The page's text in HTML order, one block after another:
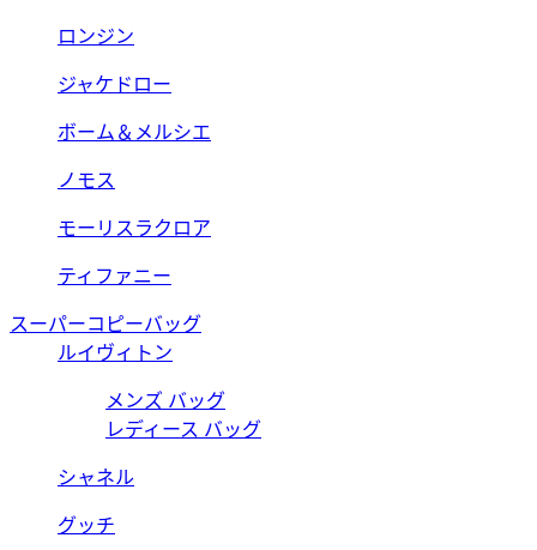
ロンジン
ジャケドロー
ボーム＆メルシエ
ノモス
モーリスラクロア
ティファニー
スーパーコピーバッグ
ルイヴィトン
メンズ バッグ
レディース バッグ
シャネル
グッチ